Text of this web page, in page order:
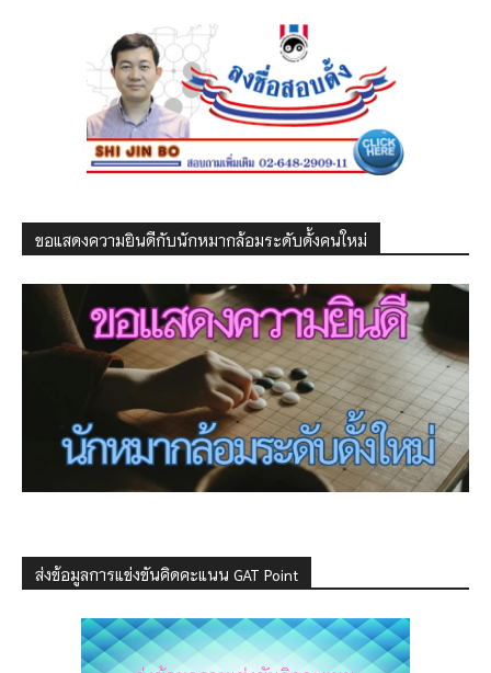
ขอแสดงความยินดีกับนักหมากล้อมระดับดั้งคนใหม่
ส่งข้อมูลการแข่งขันคิดคะแนน GAT Point